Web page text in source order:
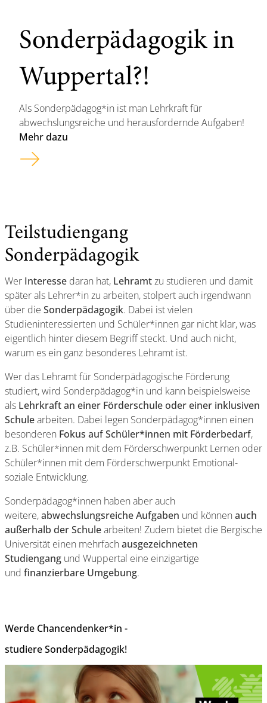
Sonderpädagogik in
Wuppertal?!
Als Sonderpädagog*in ist man Lehrkraft für
abwechslungsreiche und herausfordernde Aufgaben!
Mehr dazu
Teilstudiengang
Sonderpädagogik
Wer Interesse daran hat, Lehramtzu studieren und damit
später als Lehrer*in zu arbeiten, stolpert auch irgendwann
über die Sonderpädagogik. Dabei ist vielen
Studieninteressierten und Schüler*innen gar nicht klar, was
eigentlich hinter diesem Begriff steckt. Und auch nicht,
warum es ein ganz besonderes Lehramt ist.
Wer das Lehramt für Sonderpädagogische Förderung
studiert, wird Sonderpädagog*in und kann beispielsweise
als Lehrkraft an einer Förderschule oder einer inklusiven
Schulearbeiten. Dabei legen Sonderpädagog*innen einen
besonderen Fokus auf Schüler*innen mit Förderbedarf,
z.B. Schüler*innen mit dem Förderschwerpunkt Lernen oder
Schüler*innen mit dem Förderschwerpunkt Emotional-
soziale Entwicklung.
Sonderpädagog*innen haben aber auch
weitere,abwechslungsreiche Aufgaben und können auch
außerhalb der Schulearbeiten! Zudem bietet die Bergische
Universität einen mehrfach ausgezeichneten
Studiengang und Wuppertal eine einzigartige
und finanzierbare Umgebung.
Werde Chancendenker*in -
studiere Sonderpädagogik!